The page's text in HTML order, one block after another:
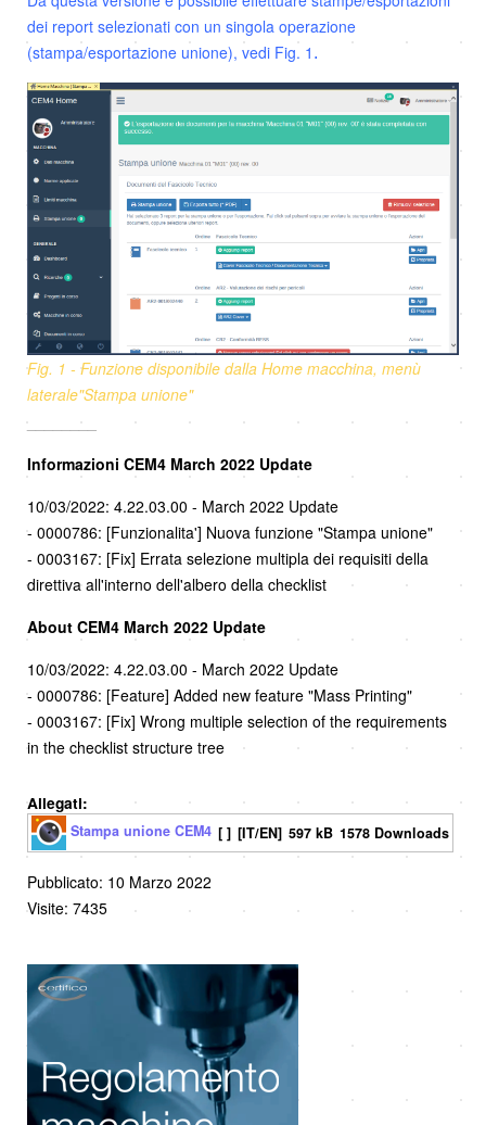
dei report selezionati con un singola operazione
(stampa/esportazione unione), vedi Fig. 1 .
Fig. 1 - Funzione disponibile dalla Home macchina, menù
laterale"Stampa unione"
Informazioni CEM4 March 2022 Update
10/03/2022: 4.22.03.00 - March 2022 Update
- 0000786: [Funzionalita'] Nuova funzione "Stampa unione"
- 0003167: [Fix] Errata selezione multipla dei requisiti della
direttiva all'interno dell'albero della checklist
About CEM4 March 2022 Update
10/03/2022: 4.22.03.00 - March 2022 Update
- 0000786: [Feature] Added new feature "Mass Printing"
- 0003167: [Fix] Wrong multiple selection of the requirements
in the checklist structure tree
Allegati:
Stampa unione CEM4 [ ] [IT/EN] 597 kB 1578 Downloads
Pubblicato: 10 Marzo 2022
Visite: 7435